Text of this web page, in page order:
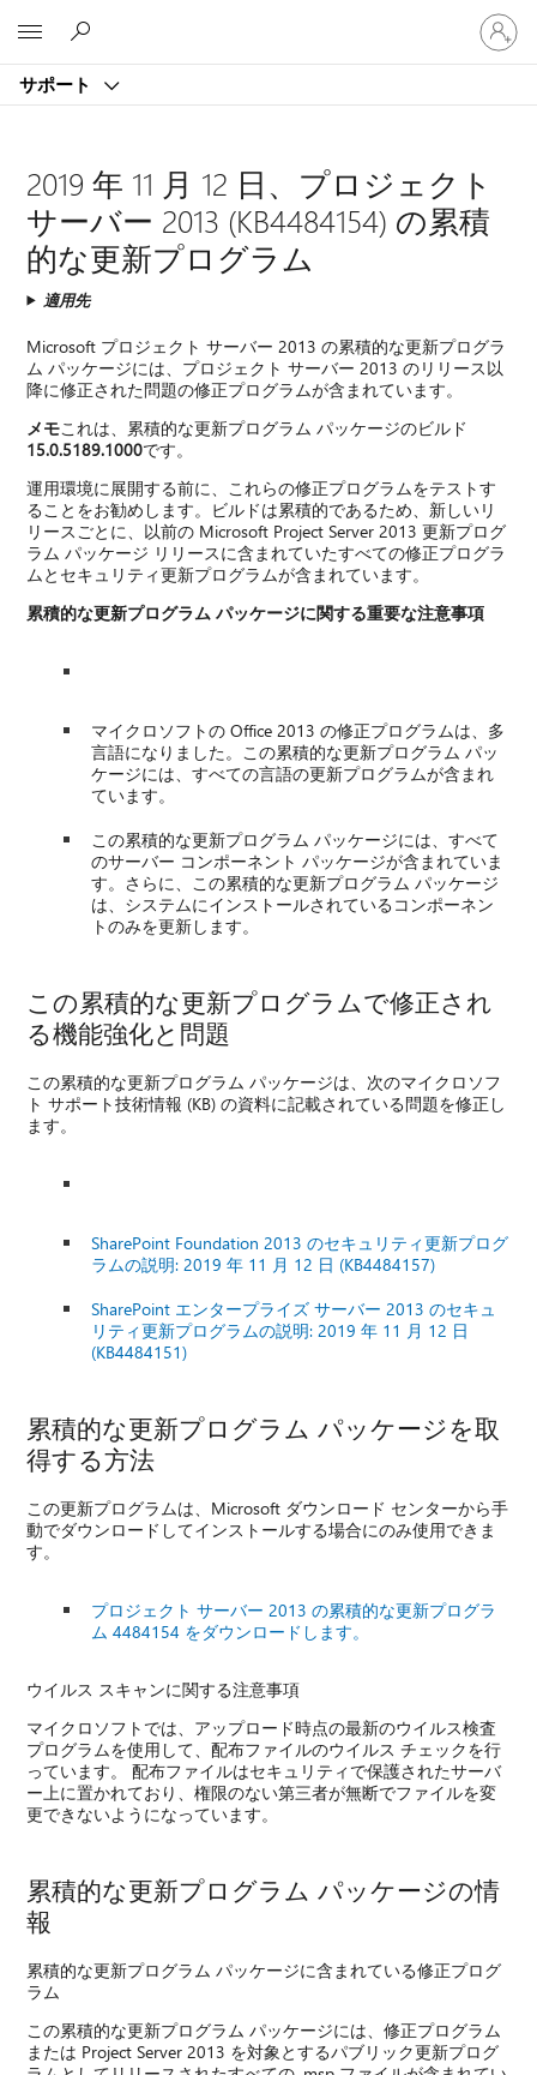
サポート
ア
カ
ウ
イ
ン
イ
2019 年 11 月 12 日、プロジェクト
サーバー 2013 (KB4484154) の累積
的な更新プログラム
適用先
Microsoft プロジェクト サーバー 2013 の累積的な更新プログラ
ム パッケージには、プロジェクト サーバー 2013 のリリース以
降に修正された問題の修正プログラムが含まれています。
メモこれは、累積的な更新プログラム パッケージのビルド
15.0.5189.1000です。
運用環境に展開する前に、これらの修正プログラムをテストす
ることをお勧めします。ビルドは累積的であるため、新しいリ
リースごとに、以前の Microsoft Project Server 2013 更新プログ
ラム パッケージ リリースに含まれていたすべての修正プログラ
ムとセキュリティ更新プログラムが含まれています。
累積的な更新プログラム パッケージに関する重要な注意事項
マイクロソフトの Office 2013 の修正プログラムは、多
言語になりました。この累積的な更新プログラム パッ
ケージには、すべての言語の更新プログラムが含まれ
ています。
この累積的な更新プログラム パッケージには、すべて
のサーバー コンポーネント パッケージが含まれていま
す。さらに、この累積的な更新プログラム パッケージ
は、システムにインストールされているコンポーネン
トのみを更新します。
この累積的な更新プログラムで修正され
る機能強化と問題
この累積的な更新プログラム パッケージは、次のマイクロソフ
ト サポート技術情報 (KB) の資料に記載されている問題を修正し
ます。
SharePoint Foundation 2013 のセキュリティ更新プログ
ラムの説明: 2019 年 11 月 12 日 (KB4484157)
SharePoint エンタープライズ サーバー 2013 のセキュ
リティ更新プログラムの説明: 2019 年 11 月 12 日
(KB4484151)
累積的な更新プログラム パッケージを取
得する方法
この更新プログラムは、Microsoft ダウンロード センターから手
動でダウンロードしてインストールする場合にのみ使用できま
す。
プロジェクト サーバー 2013 の累積的な更新プログラ
ム 4484154 をダウンロードします。
ウイルス スキャンに関する注意事項
マイクロソフトでは、アップロード時点の最新のウイルス検査
プログラムを使用して、配布ファイルのウイルス チェックを行
っています。 配布ファイルはセキュリティで保護されたサーバ
ー上に置かれており、権限のない第三者が無断でファイルを変
更できないようになっています。
累積的な更新プログラム パッケージの情
報
累積的な更新プログラム パッケージに含まれている修正プログ
ラム
この累積的な更新プログラム パッケージには、修正プログラム
または Project Server 2013 を対象とするパブリック更新プログ